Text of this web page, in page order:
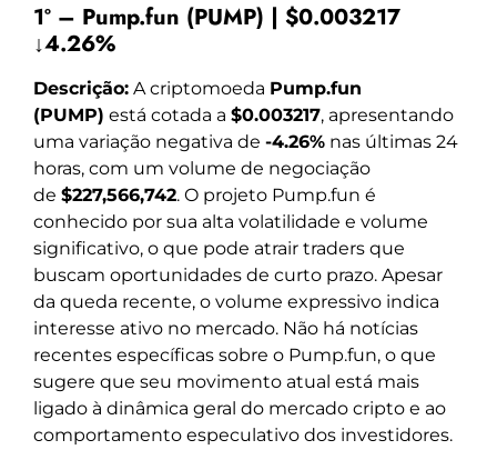
1º – Pump.fun (PUMP) | $0.003217
↓4.26%
Descrição: A criptomoeda Pump.fun
(PUMP) está cotada a $0.003217, apresentando
uma variação negativa de -4.26% nas últimas 24
horas, com um volume de negociação
de $227,566,742. O projeto Pump.fun é
conhecido por sua alta volatilidade e volume
significativo, o que pode atrair traders que
buscam oportunidades de curto prazo. Apesar
da queda recente, o volume expressivo indica
interesse ativo no mercado. Não há notícias
recentes específicas sobre o Pump.fun, o que
sugere que seu movimento atual está mais
ligado à dinâmica geral do mercado cripto e ao
comportamento especulativo dos investidores.